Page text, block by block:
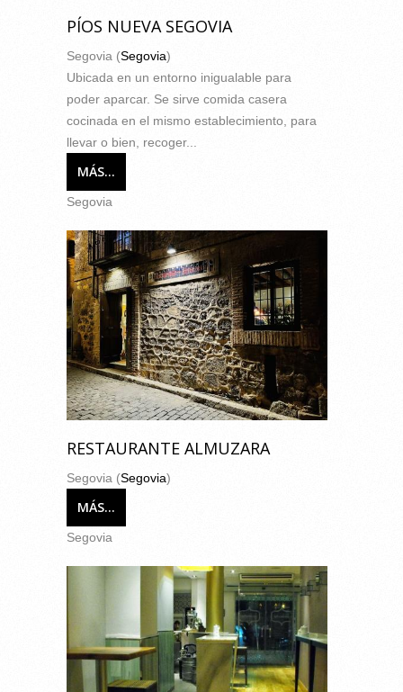
PÍOS NUEVA SEGOVIA
Segovia (Segovia)
Ubicada en un entorno inigualable para
poder aparcar. Se sirve comida casera
cocinada en el mismo establecimiento, para
llevar o bien, recoger...
MÁS...
Segovia
RESTAURANTE ALMUZARA
Segovia (Segovia)
MÁS...
Segovia